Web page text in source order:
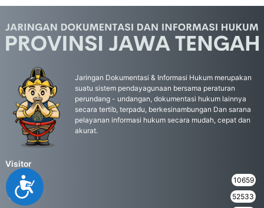
Accessibility
Jaringan Dokumentasi & Informasi Hukum merupakan
suatu sistem pendayagunaan bersama peraturan
perundang - undangan, dokumentasi hukum lainnya
secara tertib, terpadu, berkesinambungan Dan sarana
pelayanan informasi hukum secara mudah, cepat dan
akurat.
Visitor
Daily
10659
Weekly
52533